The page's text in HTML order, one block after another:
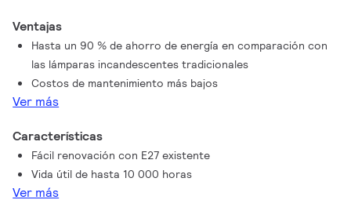
Ventajas
Hasta un 90 % de ahorro de energía en comparación con
las lámparas incandescentes tradicionales
Costos de mantenimiento más bajos
Ver más
Características
Fácil renovación con E27 existente
Vida útil de hasta 10 000 horas
Ver más